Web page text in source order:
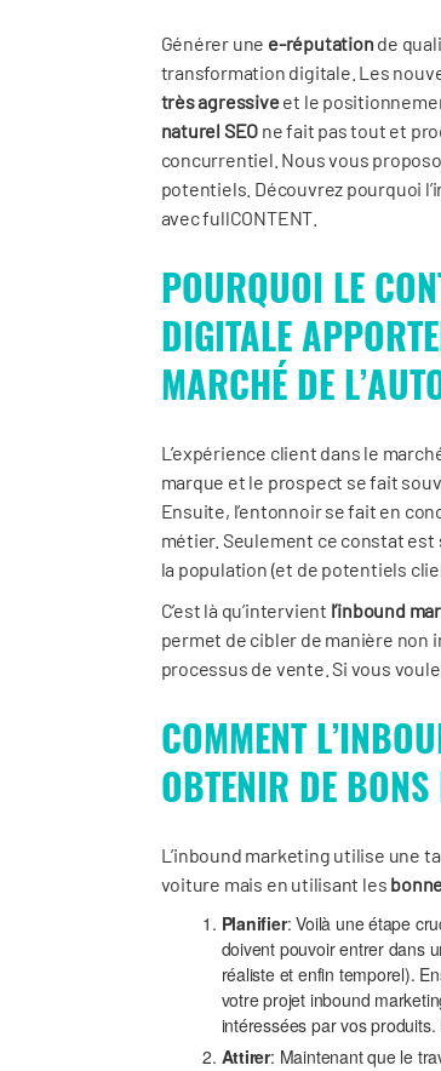
Générer une e-réputation de
transformation digitale. Les
très agressiveet le
naturel SEO ne fait pas tout et
concurrentiel. Nous vous
potentiels. Découvrez pourquoi
avec fullCONTENT.
POURQUOI LE
DIGITALE
MARCHÉ DE
L’expérience client dans le
marque et le prospect se fait
Ensuite, l’entonnoir se fait en
métier. Seulement ce constat
la population (et de potentiels
C’est là qu’intervient l’inbound
permet de cibler de manière non
processus de vente. Si vous
COMMENT
OBTENIR DE BONS
L’inbound marketing utilise une
voiture mais en utilisant les
Planifier: Voilà une étape
doivent pouvoir entrer dans
réaliste et enfin temporel).
votre projet inbound
intéressées par vos
Attirer: Maintenant que le